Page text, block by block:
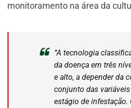
monitoramento na área da
“A tecnologia
da doença em três
e alto, a depender da
conjunto das
estágio de infestação.